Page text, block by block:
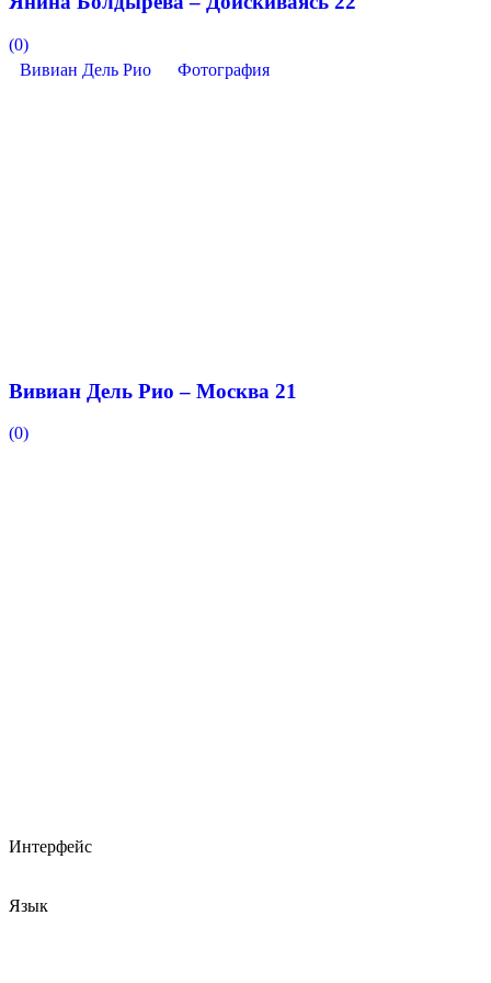
(0)
Вивиан Дель Рио
Фотография
Вивиан Дель Рио – Москва 21
(0)
Интерфейс
Язык